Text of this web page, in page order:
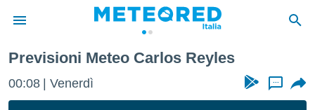
di
Previsioni Meteo Carlos Reyles
00:08 Venerdì ...